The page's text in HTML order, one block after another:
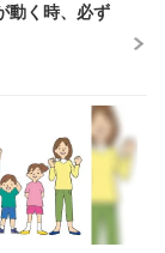
動く時、必ず